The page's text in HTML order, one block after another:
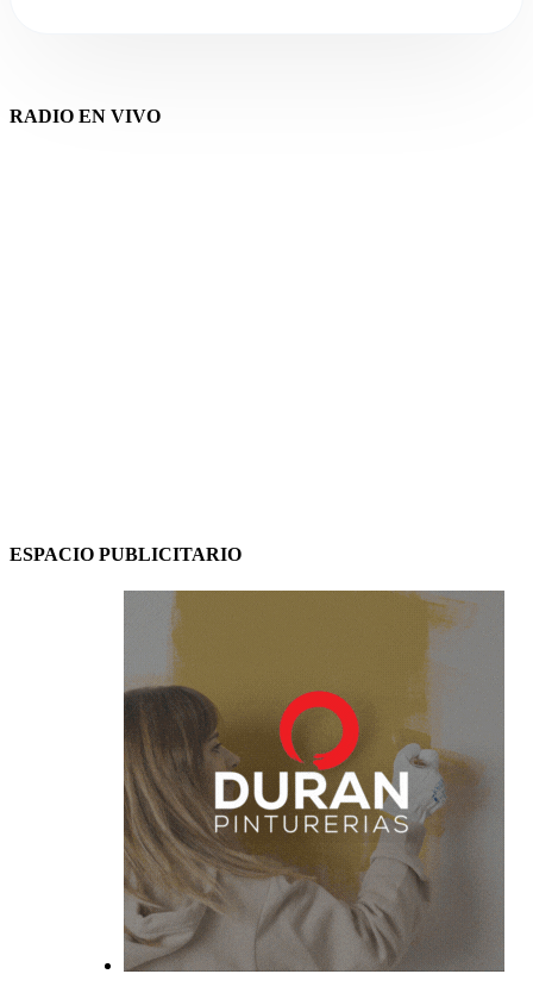
RADIO EN VIVO
ESPACIO PUBLICITARIO